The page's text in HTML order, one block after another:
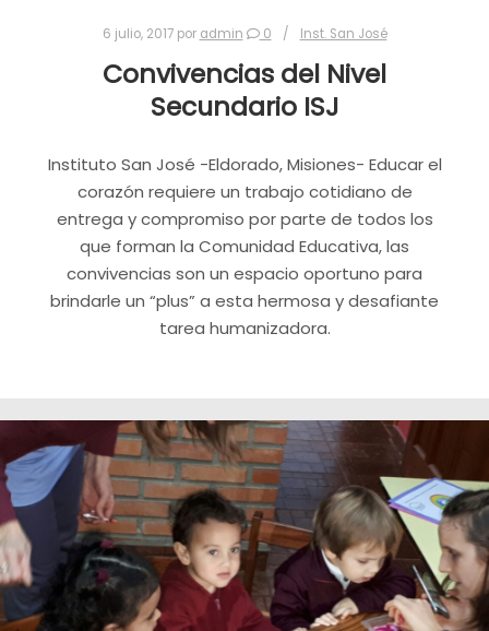
6 julio, 2017por admin 0 Inst. San José
Convivencias del Nivel
Secundario ISJ
Instituto San José -Eldorado, Misiones- Educar el
corazón requiere un trabajo cotidiano de
entrega y compromiso por parte de todos los
que forman la Comunidad Educativa, las
convivencias son un espacio oportuno para
brindarle un “plus” a esta hermosa y desafiante
tarea humanizadora.